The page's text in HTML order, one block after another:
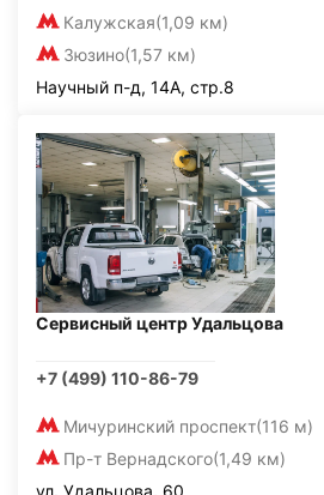
Калужская(1,09 км)
Зюзино(1,57 км)
Научный п-д, 14А, стр.8
Сервисный центр Удальцова
+7 (499) 110-86-79
Мичуринский проспект(116 м)
Пр-т Вернадского(1,49 км)
ул. Удальцова, 60